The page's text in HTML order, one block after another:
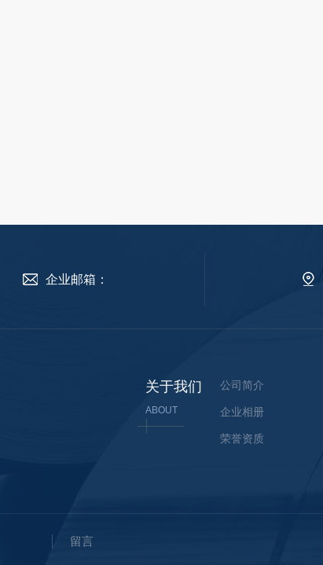
企业邮箱：
关于我们
ABOUT
公司简介
企业相册
荣誉资质